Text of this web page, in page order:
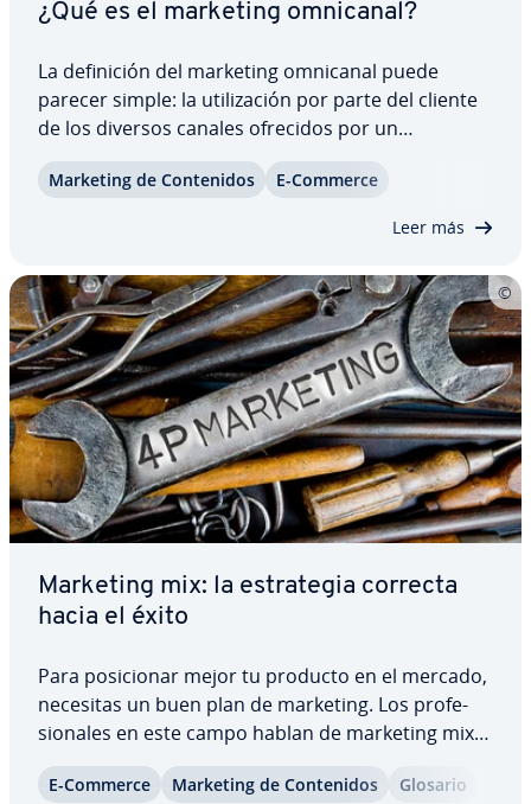
¿Qué es el marketing omnicanal?
La de­fi­ni­ción del marketing omnicanal puede
parecer simple: la uti­li­za­ción por parte del cliente
de los diversos canales ofrecidos por un
proveedor durante la tra­n­sac­ción comercial.
Después serán atendidos por medio del marketing
Marketing de Co­n­te­ni­dos E-Commerce
Leer más
Marketing mix: la es­tra­te­gia correcta
hacia el éxito
Para po­si­cio­nar mejor tu producto en el mercado,
necesitas un buen plan de marketing. Los pro­fe­
sio­na­les en este campo hablan de marketing mix
para hacer re­fe­re­n­cia al conjunto de acciones
llevadas a cabo para la co­me­r­cia­li­za­ción de un
E-Commerce Marketing de Co­n­te­ni­dos Glosario